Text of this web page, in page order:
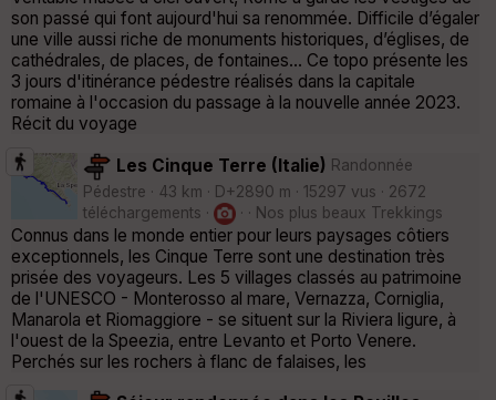
son passé qui font aujourd'hui sa renommée. Difficile d’égaler
une ville aussi riche de monuments historiques, d’églises, de
cathédrales, de places, de fontaines… Ce topo présente les
3 jours d'itinérance pédestre réalisés dans la capitale
romaine à l'occasion du passage à la nouvelle année 2023.
Récit du voyage
Les Cinque Terre (Italie) Randonnée
Pédestre · 43 km · D+2890 m · 15297 vus · 2672
téléchargements ·
· · Nos plus beaux Trekkings
Connus dans le monde entier pour leurs paysages côtiers
exceptionnels, les Cinque Terre sont une destination très
prisée des voyageurs. Les 5 villages classés au patrimoine
de l'UNESCO - Monterosso al mare, Vernazza, Corniglia,
Manarola et Riomaggiore - se situent sur la Riviera ligure, à
l'ouest de la Speezia, entre Levanto et Porto Venere.
Perchés sur les rochers à flanc de falaises, les